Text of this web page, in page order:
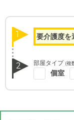
1
2 部屋タイプ (複
個室